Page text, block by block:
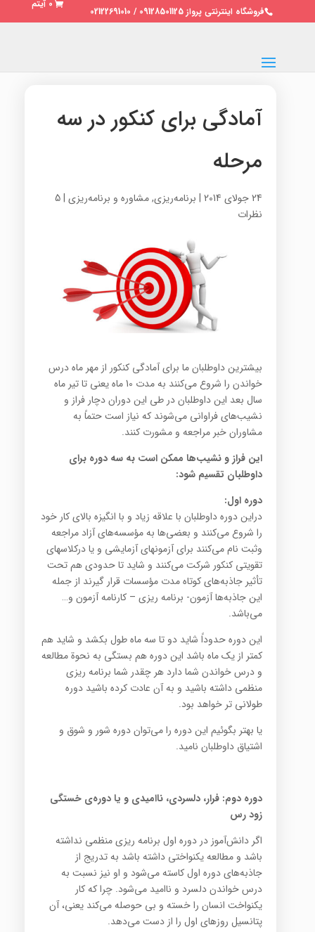
فروشگاه اینترنتی پرواز 09128501125 / 02122691010
0 آیتم
آمادگی برای کنکور در سه
مرحله
24 جولای 2014 | برنامه‌ریزی,مشاوره و برنامه‌ریزی|
5
نظرات
بیشترین داوطلبان ما برای آمادگی کنکور از مهر ماه درس
خواندن را شروع می‌کنند به مدت 10 ماه یعنی تا تیر ماه
سال ‏بعد این داوطلبان در طی این دوران دچار فراز و
نشیب‌های فراوانی می‌شوند که نیاز است حتماً به
مشاوران خبر مراجعه و ‏مشورت کنند‎.‎
این فراز و نشیب‌ها ممکن است به سه دوره برای
داوطلبان تقسیم شود‎:‎
دوره اول‎:‎
دراین دوره داوطلبان با علاقه زیاد و با انگیزه بالای کار خود
را شروع می‌کنند و بعضی‌ها به مؤسسه‌های آزاد مراجعه
وثبت ‏نام می‌کنند برای آزمونهای آزمایشی و یا درکلاسهای
تقویتی کنکور شرکت می‌کنند و شاید تا حدودی هم تحت
تأثیر ‏جاذبه‌های کوتاه مدت مؤسسات قرار گیرند از جمله
این جاذبه‌ها آزمون- برنامه ریزی – کارنامه آزمون و…
می‌باشد‎.‎
این دوره حدوداً شاید دو تا سه ماه طول بکشد و شاید هم
کمتر از یک ماه باشد این دوره هم بستگی به نحوة مطالعه
و ‏درس خواندن شما دارد هر چقدر شما برنامه ریزی
منظمی داشته باشید و به آن عادت کرده باشید دوره
طولانی تر خواهد ‏بود‎.‎
یا بهتر بگوئیم این دوره را می‌توان دوره شور و شوق و
اشتیاق داوطلبان نامید‎.‎
دوره دوم: فرار، دلسردی، ناامیدی و یا دوره‌ی خستگی
زود رس
اگر دانش‌آموز در دوره اول برنامه ریزی منظمی نداشته
باشد و مطالعه یکنواختی داشته باشد به تدریج از
جاذبه‌های دوره ‏اول کاسته می‌شود و او نیز نسبت به
درس خواندن دلسرد و ناامید می‌شود. چرا که کار
یکنواخت انسان را خسته و بی ‏حوصله می‌کند یعنی، آن
پتانسیل روزهای اول را از دست می‌دهد‎.‎